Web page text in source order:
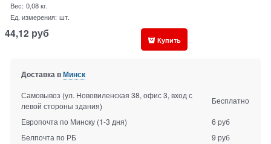
Вес: 0,08кг.
Ед. измерения: шт.
44,12 руб Купить
Доставка вМинск
Самовывоз (ул. Нововиленская 38, офис 3, вход с
левой стороны здания)
Бесплатно
Европочта по Минску (1-3 дня)
6 руб
Белпочта по РБ
9 руб